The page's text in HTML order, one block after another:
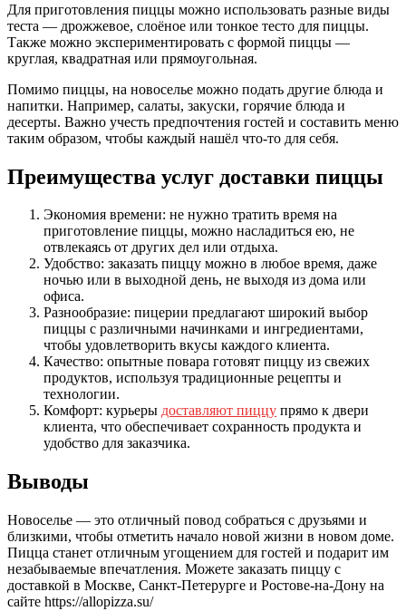
Для приготовления пиццы можно использовать разные виды
теста — дрожжевое, слоёное или тонкое тесто для пиццы.
Также можно экспериментировать с формой пиццы —
круглая, квадратная или прямоугольная.
Помимо пиццы, на новоселье можно подать другие блюда и
напитки. Например, салаты, закуски, горячие блюда и
десерты. Важно учесть предпочтения гостей и составить меню
таким образом, чтобы каждый нашёл что-то для себя.
Преимущества услуг доставки пиццы
Экономия времени: не нужно тратить время на
приготовление пиццы, можно насладиться ею, не
отвлекаясь от других дел или отдыха.
Удобство: заказать пиццу можно в любое время, даже
ночью или в выходной день, не выходя из дома или
офиса.
Разнообразие: пицерии предлагают широкий выбор
пиццы с различными начинками и ингредиентами,
чтобы удовлетворить вкусы каждого клиента.
Качество: опытные повара готовят пиццу из свежих
продуктов, используя традиционные рецепты и
технологии.
Комфорт: курьеры доставляют пиццу прямо к двери
клиента, что обеспечивает сохранность продукта и
удобство для заказчика.
Выводы
Новоселье — это отличный повод собраться с друзьями и
близкими, чтобы отметить начало новой жизни в новом доме.
Пицца станет отличным угощением для гостей и подарит им
незабываемые впечатления. Можете заказать пиццу с
доставкой в Москве, Санкт-Петерурге и Ростове-на-Дону на
сайте https://allopizza.su/